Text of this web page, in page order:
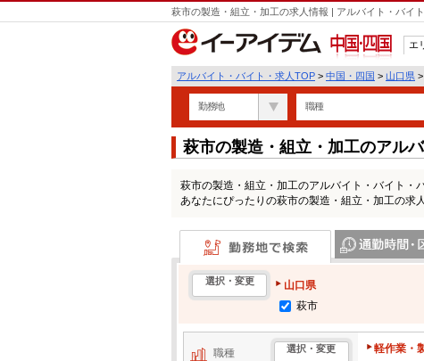
萩市の製造・組立・加工の求人情報 | アルバイト・バイ
中国・四国
エ
アルバイト・バイト・求人TOP > 中国・四国 > 山口県 >
勤務地 職種
萩市の製造・組立・加工のアル
萩市の製造・組立・加工のアルバイト・バイト・
あなたにぴったりの萩市の製造・組立・加工の求
勤務地で検索
選択・変更
山口県
萩市
職種 選択・変更
軽作業・